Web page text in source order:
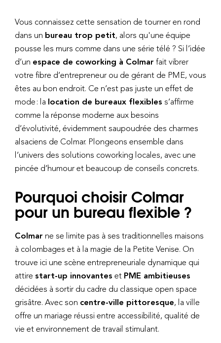
Vous connaissez cette sensation de tourner en rond
dans un bureau trop petit, alors qu'une équipe
pousse les murs comme dans une série télé ? Si l’idée
d’un espace de coworking à Colmar fait vibrer
votre fibre d’entrepreneur ou de gérant de PME, vous
êtes au bon endroit. Ce n’est pas juste un effet de
mode : la location de bureaux flexibles s’affirme
comme la réponse moderne aux besoins
d’évolutivité, évidemment saupoudrée des charmes
alsaciens de Colmar. Plongeons ensemble dans
l’univers des solutions coworking locales, avec une
pincée d’humour et beaucoup de conseils concrets.
Pourquoi choisir Colmar
pour un bureau flexible ?
Colmar ne se limite pas à ses traditionnelles maisons
à colombages et à la magie de la Petite Venise. On
trouve ici une scène entrepreneuriale dynamique qui
attire start-up innovantes et PME ambitieuses
décidées à sortir du cadre du classique open space
grisâtre. Avec son centre-ville pittoresque, la ville
offre un mariage réussi entre accessibilité, qualité de
vie et environnement de travail stimulant.